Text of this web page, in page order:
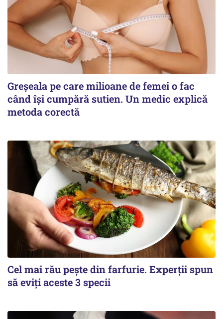
Greșeala pe care milioane de femei o fac
când își cumpără sutien. Un medic explică
metoda corectă
Cel mai rău pește din farfurie. Experții spun
să eviți aceste 3 specii